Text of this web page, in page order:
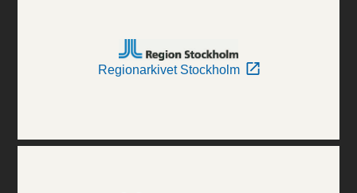
Regionarkivet Stockholm